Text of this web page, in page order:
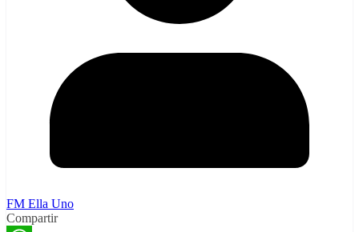
FM Ella Uno
Compartir